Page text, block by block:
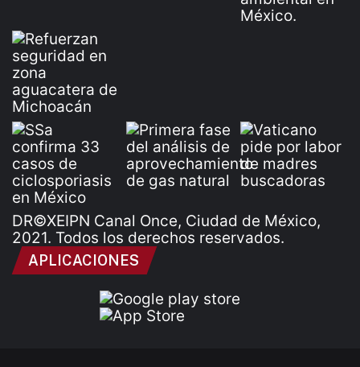
DR©XEIPN Canal Once, Ciudad de México,
2021. Todos los derechos reservados.
APLICACIONES